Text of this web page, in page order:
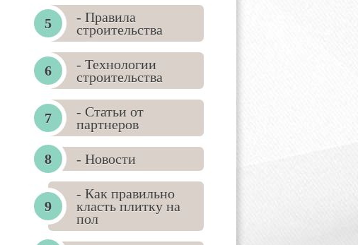
- Правила
строительства
- Технологии
строительства
- Статьи от
партнеров
- Новости
- Как правильно
класть плитку на
пол